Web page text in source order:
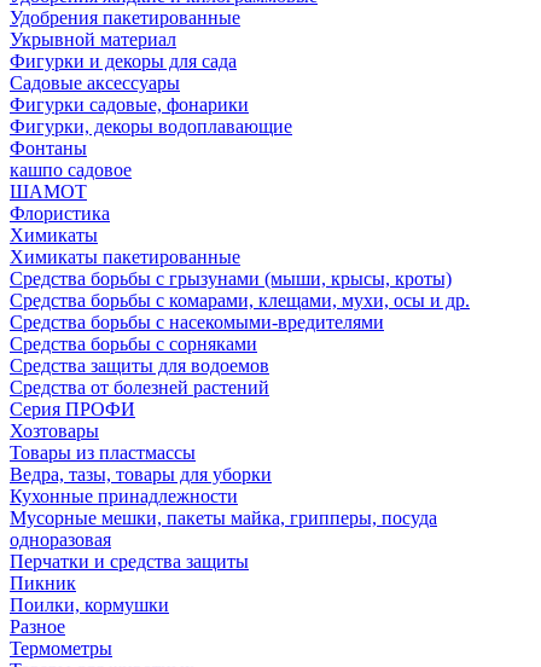
Удобрения пакетированные
Укрывной материал
Фигурки и декоры для сада
Садовые аксессуары
Фигурки садовые, фонарики
Фигурки, декоры водоплавающие
Фонтаны
кашпо садовое
ШАМОТ
Флористика
Химикаты
Химикаты пакетированные
Средства борьбы с грызунами (мыши, крысы, кроты)
Средства борьбы с комарами, клещами, мухи, осы и др.
Средства борьбы с насекомыми-вредителями
Средства борьбы с сорняками
Средства защиты для водоемов
Средства от болезней растений
Серия ПРОФИ
Хозтовары
Товары из пластмассы
Ведра, тазы, товары для уборки
Кухонные принадлежности
Мусорные мешки, пакеты майка, грипперы, посуда
одноразовая
Перчатки и средства защиты
Пикник
Поилки, кормушки
Разное
Термометры